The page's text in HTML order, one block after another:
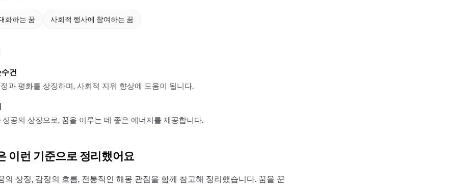
화하는 꿈 사회적 행사에 참여하는 꿈
건
과 평화를 상징하며, 사회적 지위 향상에 도움이 됩니다.
성공의 상징으로, 꿈을 이루는 데 좋은 에너지를 제공합니다.
이런 기준으로 정리했어요
의 상징, 감정의 흐름, 전통적인 해몽 관점을 함께 참고해 정리했습니다. 꿈을 꾼